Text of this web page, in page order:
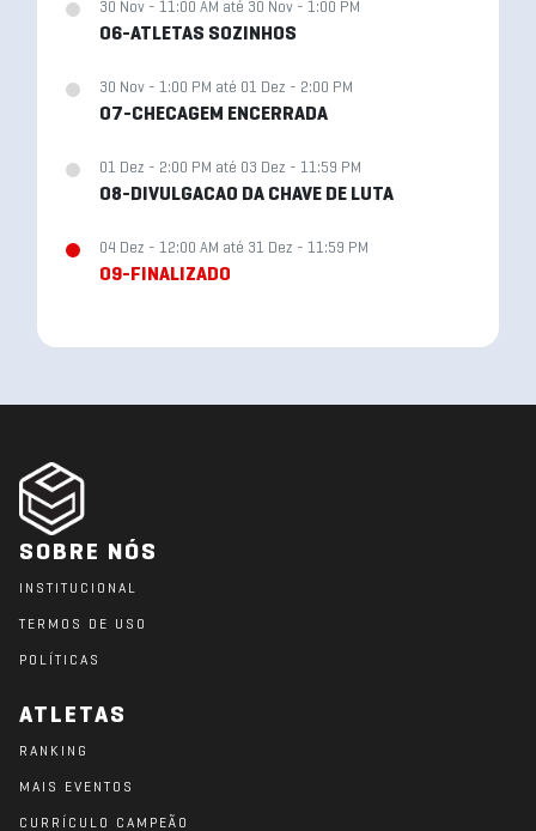
30 Nov - 11:00 AM até 30 Nov - 1:00 PM
06-ATLETAS SOZINHOS
30 Nov - 1:00 PM até 01 Dez - 2:00 PM
07-CHECAGEM ENCERRADA
01 Dez - 2:00 PM até 03 Dez - 11:59 PM
08-DIVULGACAO DA CHAVE DE LUTA
04 Dez - 12:00 AM até 31 Dez - 11:59 PM
09-FINALIZADO
SOBRE NÓS
INSTITUCIONAL
TERMOS DE USO
POLÍTICAS
ATLETAS
RANKING
MAIS EVENTOS
CURRÍCULO CAMPEÃO